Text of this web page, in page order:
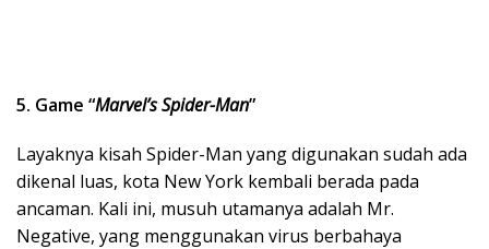
5. Game “Marvel’s Spider-Man”
Layaknya kisah Spider-Man yang digunakan sudah ada
dikenal luas, kota New York kembali berada pada
ancaman. Kali ini, musuh utamanya adalah Mr.
Negative, yang menggunakan virus berbahaya